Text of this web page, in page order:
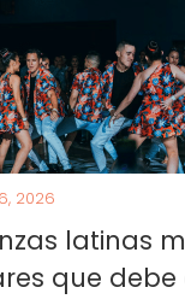
2026
latinas
que